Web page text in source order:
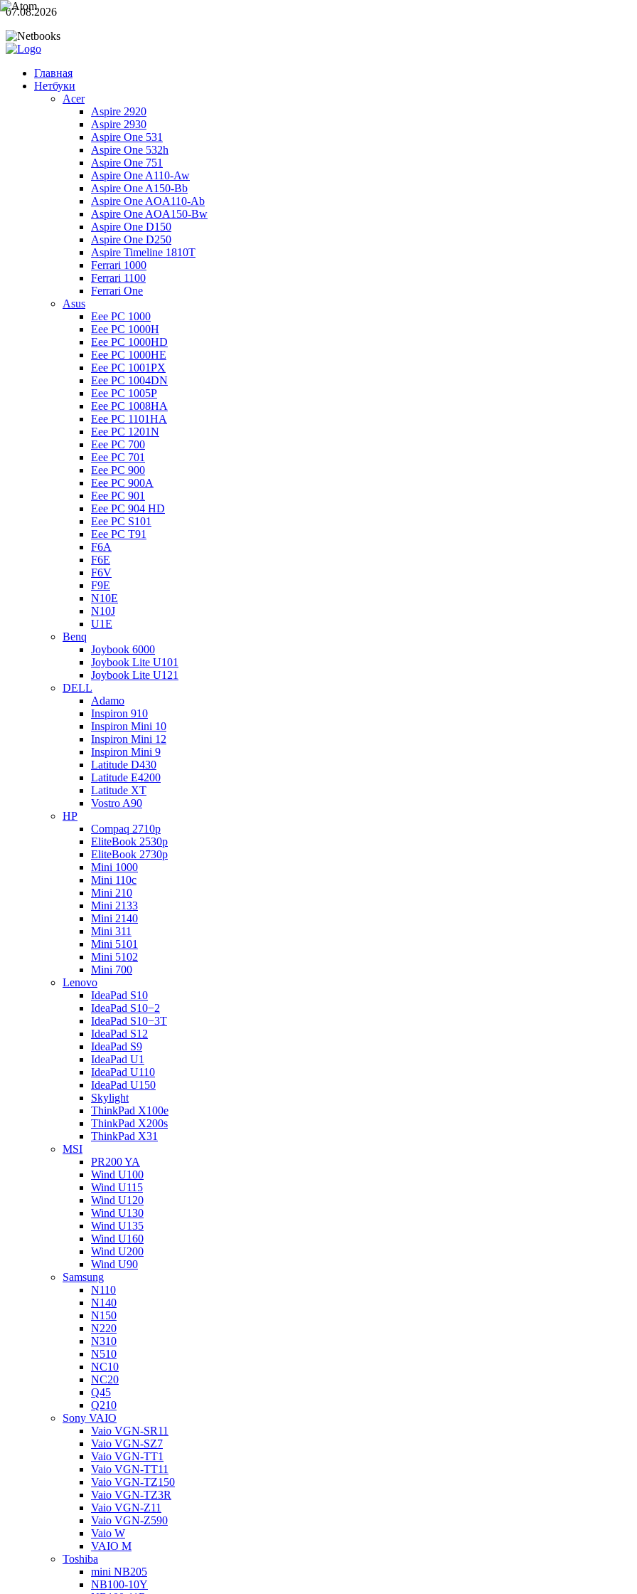
07.08.2026
Главная
Нетбуки
Acer
Aspire 2920
Aspire 2930
Aspire One 531
Aspire One 532h
Aspire One 751
Aspire One A110-Aw
Aspire One A150-Bb
Aspire One AOA110-Ab
Aspire One AOA150-Bw
Aspire One D150
Aspire One D250
Aspire Timeline 1810T
Ferrari 1000
Ferrari 1100
Ferrari One
Asus
Eee PC 1000
Eee PC 1000H
Eee PC 1000HD
Eee PC 1000HE
Eee PC 1001PX
Eee PC 1004DN
Eee PC 1005P
Eee PC 1008HA
Eee PC 1101HA
Eee PC 1201N
Eee PC 700
Eee PC 701
Eee PC 900
Eee PC 900A
Eee PC 901
Eee PC 904 HD
Eee PC S101
Eee PC T91
F6A
F6E
F6V
F9E
N10E
N10J
U1E
Benq
Joybook 6000
Joybook Lite U101
Joybook Lite U121
DELL
Adamo
Inspiron 910
Inspiron Mini 10
Inspiron Mini 12
Inspiron Mini 9
Latitude D430
Latitude E4200
Latitude XT
Vostro A90
HP
Compaq 2710p
EliteBook 2530p
EliteBook 2730p
Mini 1000
Mini 110c
Mini 210
Mini 2133
Mini 2140
Mini 311
Mini 5101
Mini 5102
Mini 700
Lenovo
IdeaPad S10
IdeaPad S10−2
IdeaPad S10−3T
IdeaPad S12
IdeaPad S9
IdeaPad U1
IdeaPad U110
IdeaPad U150
Skylight
ThinkPad X100e
ThinkPad X200s
ThinkPad X31
MSI
PR200 YA
Wind U100
Wind U115
Wind U120
Wind U130
Wind U135
Wind U160
Wind U200
Wind U90
Samsung
N110
N140
N150
N220
N310
N510
NC10
NC20
Q45
Q210
Sony VAIO
Vaio VGN-SR11
Vaio VGN-SZ7
Vaio VGN-TT1
Vaio VGN-TT11
Vaio VGN-TZ150
Vaio VGN-TZ3R
Vaio VGN-Z11
Vaio VGN-Z590
Vaio W
VAIO M
Toshiba
mini NB205
NB100-10Y